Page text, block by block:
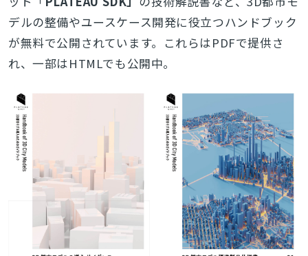
デルの整備やユースケース開発に役立つハンドブック
が無料で公開されています。これらはPDFで提供さ
れ、一部はHTMLでも公開中。